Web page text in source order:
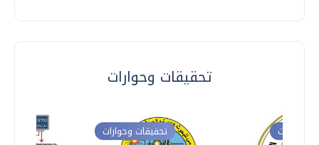
تحقيقات وحوارات
تحقيقات وحوارات وحوارات